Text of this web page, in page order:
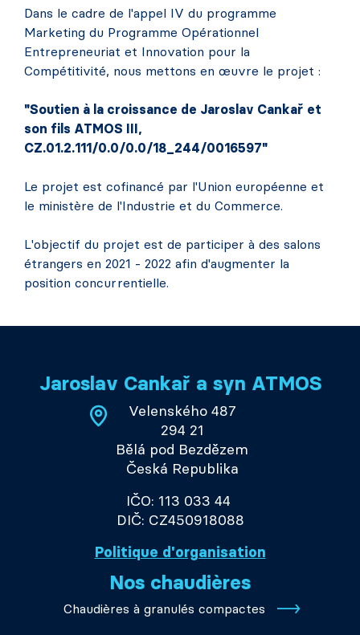
Dans le cadre de l'appel IV du programme
Marketing du Programme Opérationnel
Entrepreneuriat et Innovation pour la
Compétitivité, nous mettons en œuvre le projet :
"Soutien à la croissance de Jaroslav Cankař et
son fils ATMOS III,
CZ.01.2.111/0.0/0.0/18_244/0016597"
Le projet est cofinancé par l'Union européenne et
le ministère de l'Industrie et du Commerce.
L'objectif du projet est de participer à des salons
étrangers en 2021 - 2022 afin d'augmenter la
position concurrentielle.
Jaroslav Cankař a syn ATMOS
Velenského 487
294 21
Bělá pod Bezdězem
Česká Republika
IČO: 113 033 44
DIČ: CZ450918088
Politique d'organisation
Nos chaudières
Chaudières à granulés compactes